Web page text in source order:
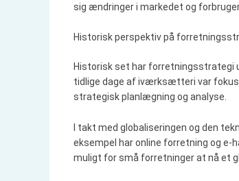
sig ændringer i markedet og
Historisk perspektiv på
Historisk set har forretningsstrategi
tidlige dage af iværksætteri var fokus
strategisk planlægning og analyse.
I takt med globaliseringen og den
eksempel har online forretning og e-
muligt for små forretninger at nå et